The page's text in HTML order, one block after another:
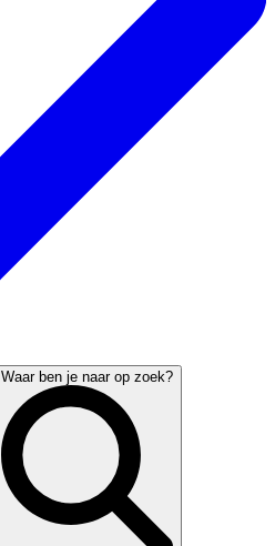
Waar ben je naar op zoek?